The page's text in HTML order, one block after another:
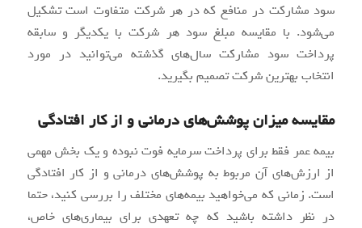
سود مشارکت در منافع که در هر شرکت متفاوت است تشکیل
می‌شود. با مقایسه مبلغ سود هر شرکت با یکدیگر و سابقه
پرداخت سود مشارکت سال‌های گذشته می‌توانید در مورد
انتخاب بهترین شرکت تصمیم بگیرید.
مقایسه میزان پوشش‌های درمانی و از کار افتادگی
بیمه عمر فقط برای پرداخت سرمایه فوت نبوده و یک بخش مهمی
از ارزش‌های آن مربوط به پوشش‌های درمانی و از کار افتادگی
است. زمانی که می‌خواهید بیمه‌های مختلف را بررسی کنید، حتما
در نظر داشته باشید که چه تعهدی برای بیماری‌های خاص،